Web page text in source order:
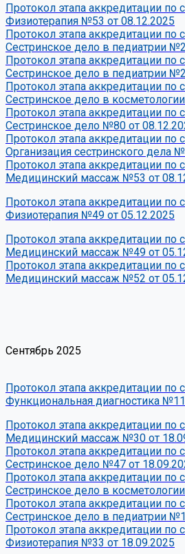
Протокол этапа аккредитации по
Физиотерапия №53 от 08.12.2025
Протокол этапа аккредитации по
Сестринское дело в педиатрии
Протокол этапа аккредитации по
Сестринское дело в педиатрии
Протокол этапа аккредитации по
Сестринское дело в
Протокол этапа аккредитации по
Сестринское дело №80 от
Протокол этапа аккредитации по
Организация сестринского дела
Протокол этапа аккредитации по
Медицинский массаж №53 от
Протокол этапа аккредитации по
Физиотерапия №49 от 05.12.2025
Протокол этапа аккредитации по
Медицинский массаж №49 от
Протокол этапа аккредитации по
Медицинский массаж №52 от
Сентябрь 2025
Протокол этапа аккредитации по
Функциональная диагностика
Протокол этапа аккредитации по
Медицинский массаж №30 от
Протокол этапа аккредитации по
Сестринское дело №47 от
Протокол этапа аккредитации по
Сестринское дело в
Протокол этапа аккредитации по
Сестринское дело в педиатрии
Протокол этапа аккредитации по
Физиотерапия №33 от 18.09.2025